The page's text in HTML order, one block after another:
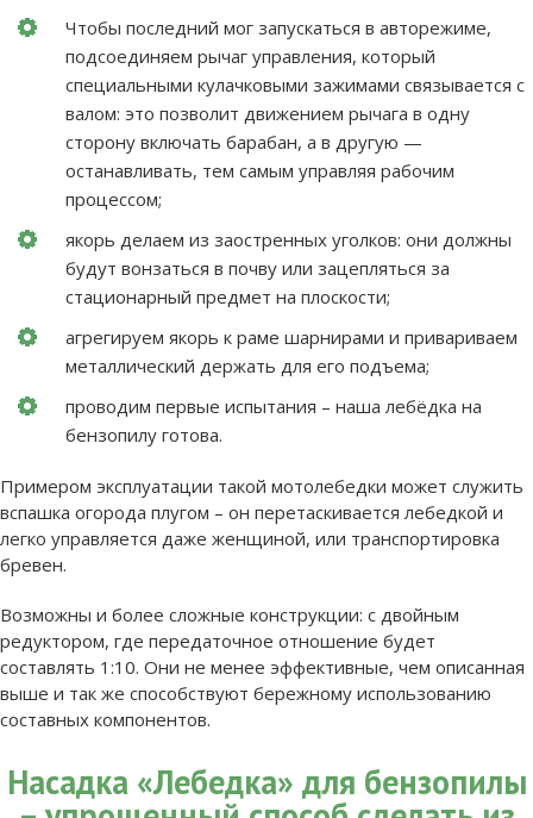
Чтобы последний мог запускаться в авторежиме,
подсоединяем рычаг управления, который
специальными кулачковыми зажимами связывается с
валом: это позволит движением рычага в одну
сторону включать барабан, а в другую —
останавливать, тем самым управляя рабочим
процессом;
якорь делаем из заостренных уголков: они должны
будут вонзаться в почву или зацепляться за
стационарный предмет на плоскости;
агрегируем якорь к раме шарнирами и привариваем
металлический держать для его подъема;
проводим первые испытания – наша лебёдка на
бензопилу готова.
Примером эксплуатации такой мотолебедки может служить
вспашка огорода плугом – он перетаскивается лебедкой и
легко управляется даже женщиной, или транспортировка
бревен.
Возможны и более сложные конструкции: с двойным
редуктором, где передаточное отношение будет
составлять 1:10. Они не менее эффективные, чем описанная
выше и так же способствуют бережному использованию
составных компонентов.
Насадка «Лебедка» для бензопилы